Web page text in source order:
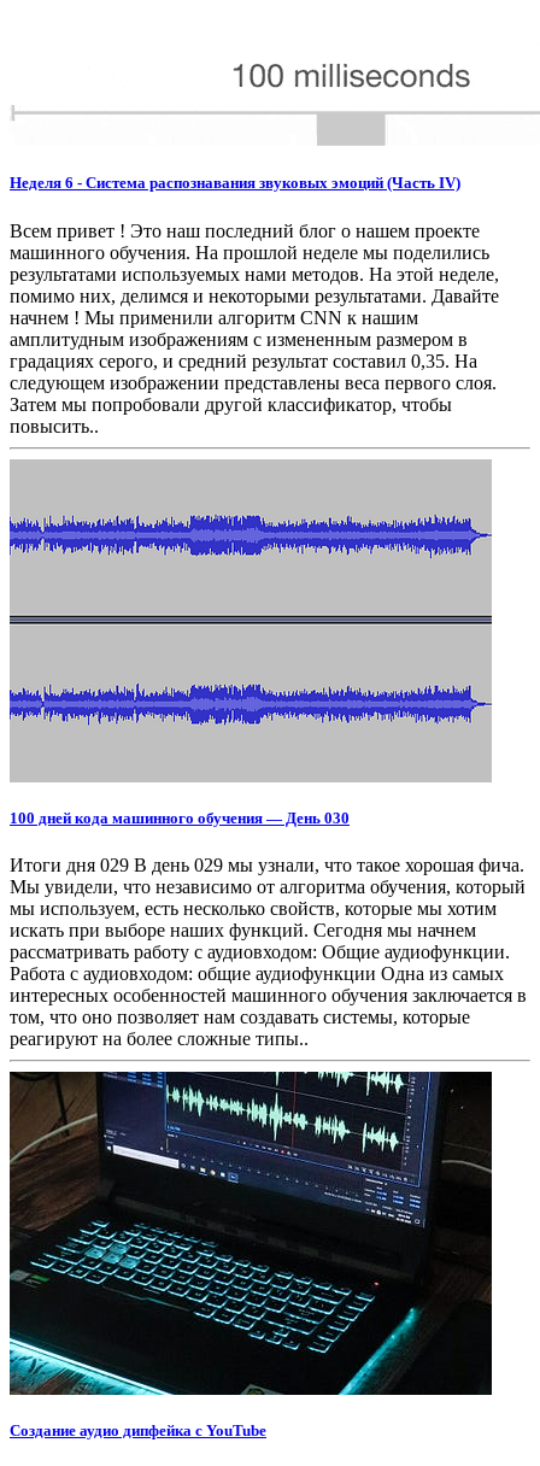
Неделя 6 - Система распознавания звуковых эмоций (Часть IV)
Всем привет ! Это наш последний блог о нашем проекте
машинного обучения. На прошлой неделе мы поделились
результатами используемых нами методов. На этой неделе,
помимо них, делимся и некоторыми результатами. Давайте
начнем ! Мы применили алгоритм CNN к нашим
амплитудным изображениям с измененным размером в
градациях серого, и средний результат составил 0,35. На
следующем изображении представлены веса первого слоя.
Затем мы попробовали другой классификатор, чтобы
повысить..
100 дней кода машинного обучения — День 030
Итоги дня 029 В день 029 мы узнали, что такое хорошая фича.
Мы увидели, что независимо от алгоритма обучения, который
мы используем, есть несколько свойств, которые мы хотим
искать при выборе наших функций. Сегодня мы начнем
рассматривать работу с аудиовходом: Общие аудиофункции.
Работа с аудиовходом: общие аудиофункции Одна из самых
интересных особенностей машинного обучения заключается в
том, что оно позволяет нам создавать системы, которые
реагируют на более сложные типы..
Создание аудио дипфейка с YouTube